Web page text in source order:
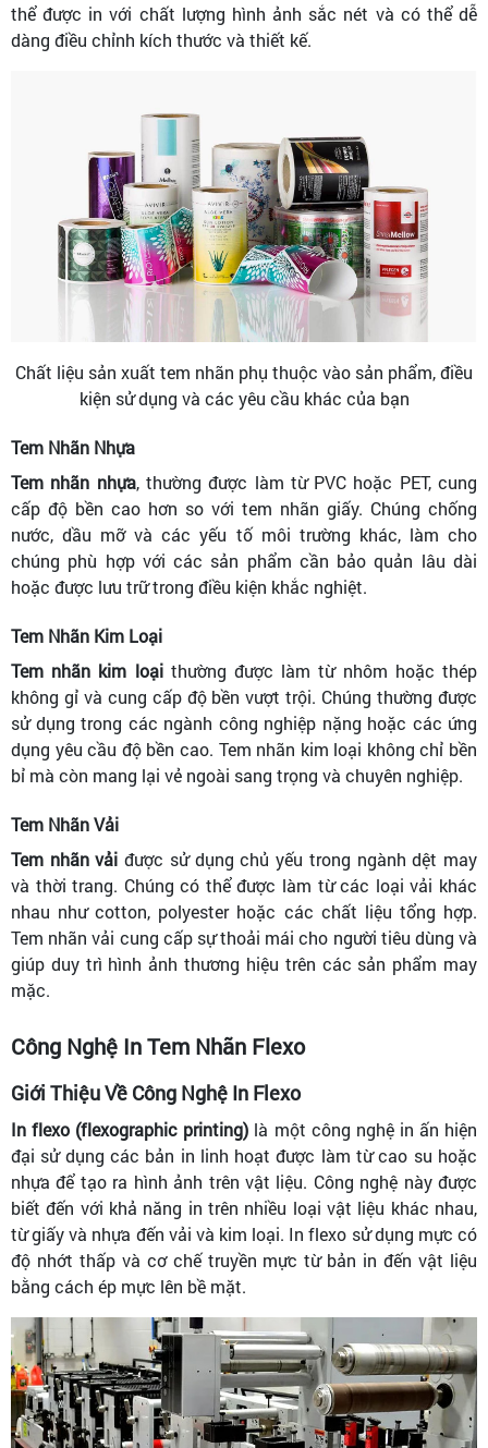
thể được in với chất lượng hình ảnh sắc nét và có thể dễ
dàng điều chỉnh kích thước và thiết kế.
Chất liệu sản xuất tem nhãn phụ thuộc vào sản phẩm, điều
kiện sử dụng và các yêu cầu khác của bạn
Tem Nhãn Nhựa
Tem nhãn nhựa, thường được làm từ PVC hoặc PET, cung
cấp độ bền cao hơn so với tem nhãn giấy. Chúng chống
nước, dầu mỡ và các yếu tố môi trường khác, làm cho
chúng phù hợp với các sản phẩm cần bảo quản lâu dài
hoặc được lưu trữ trong điều kiện khắc nghiệt.
Tem Nhãn Kim Loại
Tem nhãn kim loạithường được làm từ nhôm hoặc thép
không gỉ và cung cấp độ bền vượt trội. Chúng thường được
sử dụng trong các ngành công nghiệp nặng hoặc các ứng
dụng yêu cầu độ bền cao. Tem nhãn kim loại không chỉ bền
bỉ mà còn mang lại vẻ ngoài sang trọng và chuyên nghiệp.
Tem Nhãn Vải
Tem nhãn vải được sử dụng chủ yếu trong ngành dệt may
và thời trang. Chúng có thể được làm từ các loại vải khác
nhau như cotton, polyester hoặc các chất liệu tổng hợp.
Tem nhãn vải cung cấp sự thoải mái cho người tiêu dùng và
giúp duy trì hình ảnh thương hiệu trên các sản phẩm may
mặc.
Công Nghệ In Tem Nhãn Flexo
Giới Thiệu Về Công Nghệ In Flexo
In flexo (flexographic printing) là một công nghệ in ấn hiện
đại sử dụng các bản in linh hoạt được làm từ cao su hoặc
nhựa để tạo ra hình ảnh trên vật liệu. Công nghệ này được
biết đến với khả năng in trên nhiều loại vật liệu khác nhau,
từ giấy và nhựa đến vải và kim loại. In flexo sử dụng mực có
độ nhớt thấp và cơ chế truyền mực từ bản in đến vật liệu
bằng cách ép mực lên bề mặt.